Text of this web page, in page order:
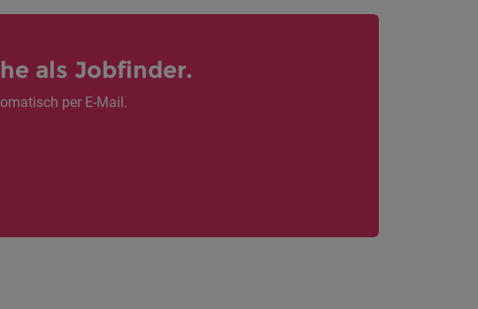
als Jobfinder.
per E-Mail.